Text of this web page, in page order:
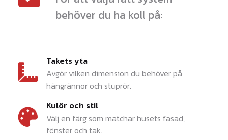
behöver du ha koll på:
Takets yta
Avgör vilken dimension du behöver på
hängrännor och stuprör.
Kulör och stil
Välj en färg som matchar husets fasad,
fönster och tak.